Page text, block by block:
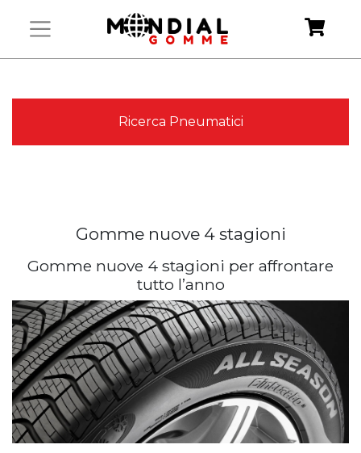
Ricerca Pneumatici
Gomme nuove 4 stagioni
Gomme nuove 4 stagioni per affrontare
tutto l’anno